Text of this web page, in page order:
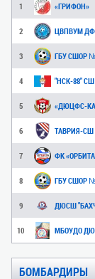
1 «ГРИФОН»
2
3 ГБУ СШОР
4 "НСК-88" СШ
5
6 ТАВРИЯ-
7 ФК
8 ГБУ СШОР
9 ДЮСШ
10 МБОУДО
БОМБАРДИРЫ